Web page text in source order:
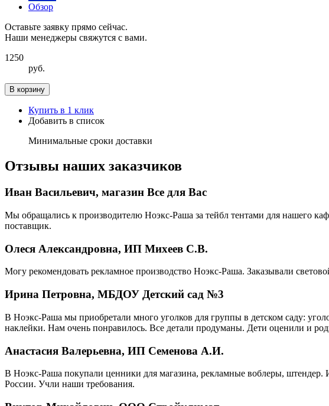
Обзор
Оставьте заявку прямо сейчас.
Наши менеджеры свяжутся с вами.
1250
руб.
В корзину
Купить в 1 клик
Добавить в список
Минимальные сроки доставки
Отзывы наших заказчиков
Иван Васильевич, магазин Все для Вас
Мы обращались к производителю Ноэкс-Раша за тейбл тентами для нашего
поставщик.
Олеся Александровна, ИП Михеев С.В.
Могу рекомендовать рекламное производство Ноэкс-Раша. Заказывали
Ирина Петровна, МБДОУ Детский сад №3
В Ноэкс-Раша мы приобретали много уголков для группы в детском саду:
наклейки. Нам очень понравилось. Все детали продуманы. Дети оценили и
Анастасия Валерьевна, ИП Семенова А.И.
В Ноэкс-Раша покупали ценники для магазина, рекламные воблеры,
России. Учли наши требования.